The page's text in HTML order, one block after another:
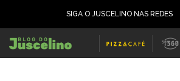
SIGA O JUSCELINO NAS REDES